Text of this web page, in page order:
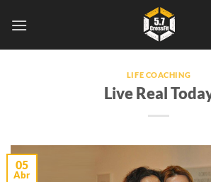
LIFE COACHING
Live Real
05
Abr